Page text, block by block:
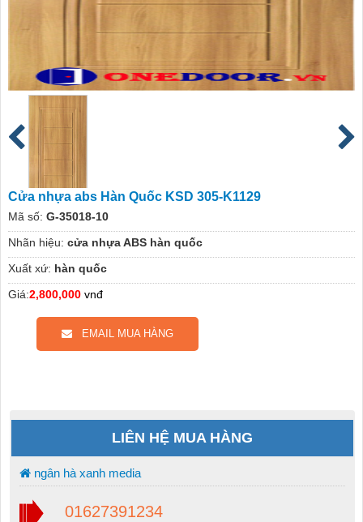
Cửa nhựa abs Hàn Quốc KSD 305-K1129
Mã số: G-35018-10
Nhãn hiệu: cửa nhựa ABS hàn quốc
Xuất xứ: hàn quốc
Giá:2,800,000 vnđ
EMAIL MUA HÀNG
LIÊN HỆ MUA HÀNG
ngân hà xanh media
01627391234